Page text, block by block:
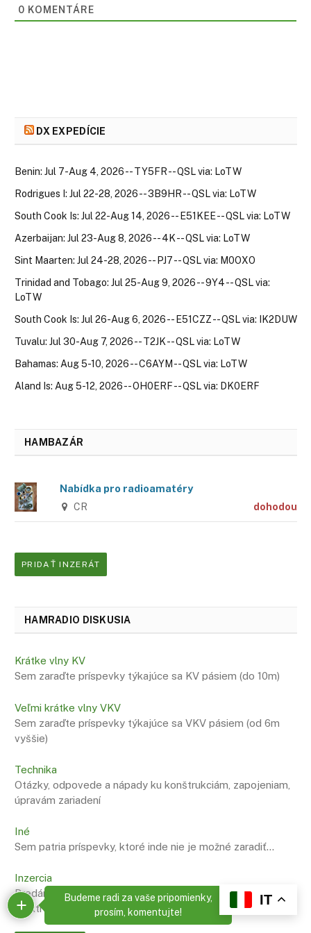
0 KOMENTÁRE
DX EXPEDÍCIE
Benin: Jul 7-Aug 4, 2026 -- TY5FR -- QSL via: LoTW
Rodrigues I: Jul 22-28, 2026 -- 3B9HR -- QSL via: LoTW
South Cook Is: Jul 22-Aug 14, 2026 -- E51KEE -- QSL via: LoTW
Azerbaijan: Jul 23-Aug 8, 2026 -- 4K -- QSL via: LoTW
Sint Maarten: Jul 24-28, 2026 -- PJ7 -- QSL via: M0OXO
Trinidad and Tobago: Jul 25-Aug 9, 2026 -- 9Y4 -- QSL via:
LoTW
South Cook Is: Jul 26-Aug 6, 2026 -- E51CZZ -- QSL via: IK2DUW
Tuvalu: Jul 30-Aug 7, 2026 -- T2JK -- QSL via: LoTW
Bahamas: Aug 5-10, 2026 -- C6AYM -- QSL via: LoTW
Aland Is: Aug 5-12, 2026 -- OH0ERF -- QSL via: DK0ERF
HAMBAZÁR
Nabídka pro radioamatéry
CR dohodou
PRIDAŤ INZERÁT
HAMRADIO DISKUSIA
Krátke vlny KV
Sem zaraďte príspevky týkajúce sa KV pásiem (do 10m)
Veľmi krátke vlny VKV
Sem zaraďte príspevky týkajúce sa VKV pásiem (od 6m
vyššie)
Technika
Otázky, odpovede a nápady ku konštrukciám, zapojeniam,
úpravám zariadení
Iné
Sem patria príspevky, ktoré inde nie je možné zaradiť…
Inzercia
Predám – kúpim – vymením – darujem rádiotechniku a
elektroniku
IT
Budeme radi za vaše pripomienky,
prosím, komentujte!